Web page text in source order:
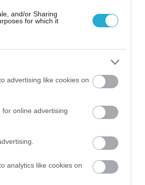
and/or Sharing
for which it
advertising like cookies on
online advertising
analytics like cookies on
αυτό
από το